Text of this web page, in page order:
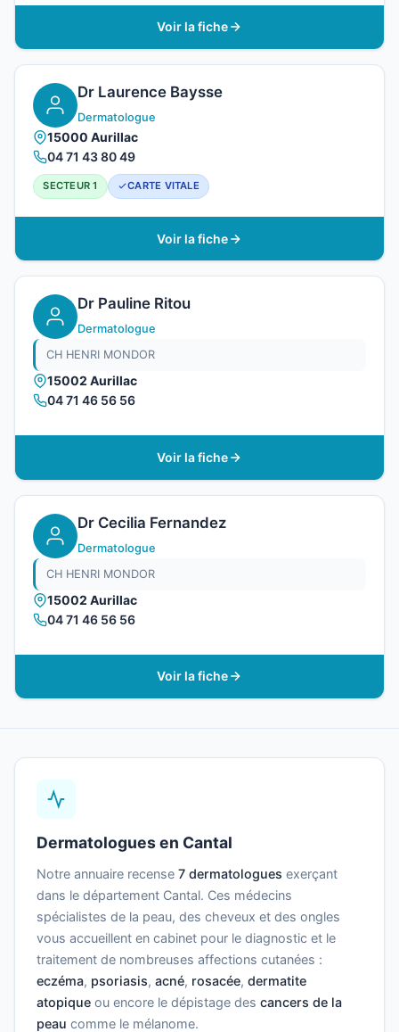
Voir la fiche
Dr Laurence Baysse
Dermatologue
15000 Aurillac
04 71 43 80 49
SECTEUR 1 CARTE VITALE
Voir la fiche
Dr Pauline Ritou
Dermatologue
CH HENRI MONDOR
15002 Aurillac
04 71 46 56 56
Voir la fiche
Dr Cecilia Fernandez
Dermatologue
CH HENRI MONDOR
15002 Aurillac
04 71 46 56 56
Voir la fiche
Dermatologues en Cantal
Notre annuaire recense 7 dermatologues exerçant
dans le département Cantal. Ces médecins
spécialistes de la peau, des cheveux et des ongles
vous accueillent en cabinet pour le diagnostic et le
traitement de nombreuses affections cutanées :
eczéma, psoriasis, acné, rosacée, dermatite
atopique ou encore le dépistage des cancers de la
peau comme le mélanome.